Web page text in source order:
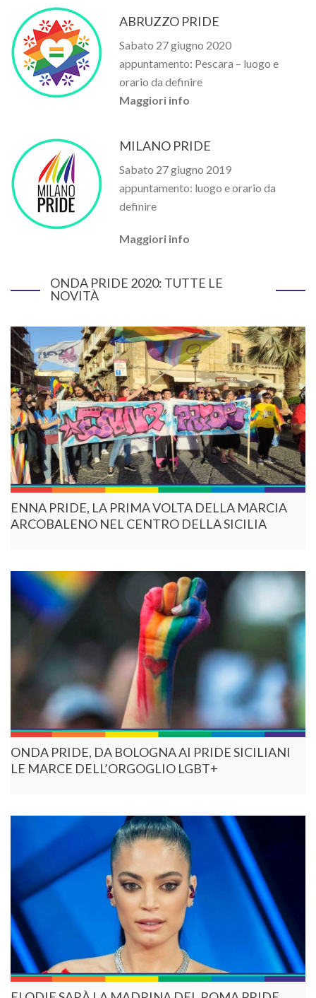
ABRUZZO PRIDE
Sabato 27 giugno 2020
appuntamento: Pescara – luogo e
orario da definire
Maggiori info
MILANO PRIDE
Sabato 27 giugno 2019
appuntamento: luogo e orario da
definire
Maggiori info
ONDA PRIDE 2020: TUTTE LE
NOVITÀ
ENNA PRIDE, LA PRIMA VOLTA DELLA MARCIA
ARCOBALENO NEL CENTRO DELLA SICILIA
ONDA PRIDE, DA BOLOGNA AI PRIDE SICILIANI
LE MARCE DELL’ORGOGLIO LGBT+